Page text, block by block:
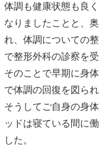
体調も健康状態も良
なりましたことと、
れ、体調についての
で整形外科の診察を
そのことで早期に身
で体調の回復を図られ
そうしてご自身の身
ッドは寝ている間に
した。